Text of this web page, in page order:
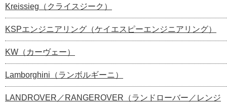
Kreissieg（クライスジーク）
KSPエンジニアリング（ケイエスピーエンジニアリング）
KW（カーヴェー）
Lamborghini（ランボルギーニ）
LANDROVER／RANGEROVER（ランドローバー／レンジ